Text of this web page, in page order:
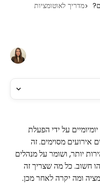
מדריך לאוטומציות
על ידי הפעלת
אירועים מסוימים. זה
יותר, ושומר על מנהלים
חשוב. כל מה שצריך זה
ומה יקרה לאחר מכן.